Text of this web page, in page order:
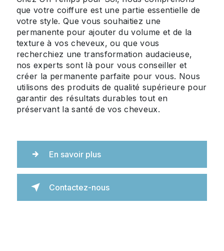
que votre coiffure est une partie essentielle de
votre style. Que vous souhaitiez une
permanente pour ajouter du volume et de la
texture à vos cheveux, ou que vous
recherchiez une transformation audacieuse,
nos experts sont là pour vous conseiller et
créer la permanente parfaite pour vous. Nous
utilisons des produits de qualité supérieure pour
garantir des résultats durables tout en
préservant la santé de vos cheveux.
En savoir plus
Contactez-nous